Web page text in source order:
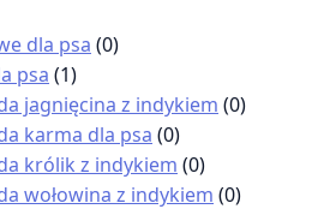
dla psa (0)
psa (1)
jagnięcina z indykiem (0)
karma dla psa (0)
królik z indykiem (0)
wołowina z indykiem (0)